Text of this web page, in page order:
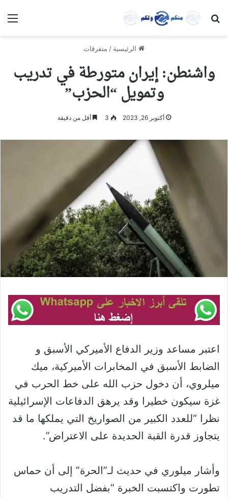
بحث عن
الرئيسية / متفرقات
واشنطن: إيران متورطة في تدريب
وتمويل “الحزب”
أكتوبر 26, 2023 3 أقل من دقيقة
اعتبر مساعد وزير الدفاع الأميركي الأسبق و
الضابط الأسبق في المخابرات الأميركية، ميك
ميلروي، أن دخول حزب الله على خط الحرب في
غزة سيكون خطيرا وقد يرهق الدفاعات الإسرائيلية
نظرا “للعدد الكبير من الصواريخ التي يملكها ما قد
يتجاوز قدرة القبة الحديدة على الاعتراض”.
وأشار ميلوري في حديث لـ”الحرة” إلى أن حماس
تطورت واكتسبت الخبرة “بفضل التدريب